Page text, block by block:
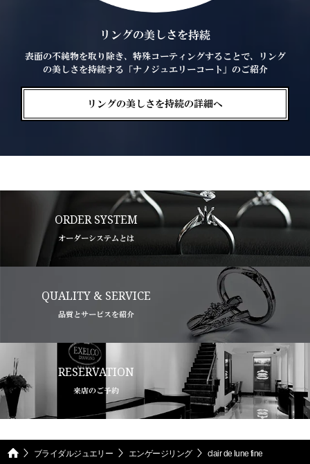
リングの美しさを持続
表面の不純物を取り除き、特殊コーティングすることで、リング
の美しさを持続する「ナノジュエリーコート」のご紹介
リングの美しさを持続の詳細へ
ORDER SYSTEM
オーダーシステムとは
QUALITY & SERVICE
品質とサービスを紹介
RESERVATION
来店のご予約
ブライダルジュエリー エンゲージリング clair de lune fine